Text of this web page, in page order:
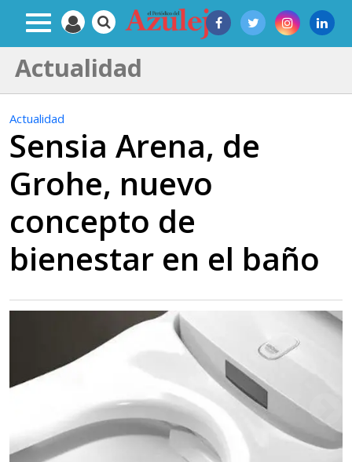
Actualidad
Actualidad
Sensia Arena, de
Grohe, nuevo
concepto de
bienestar en el baño